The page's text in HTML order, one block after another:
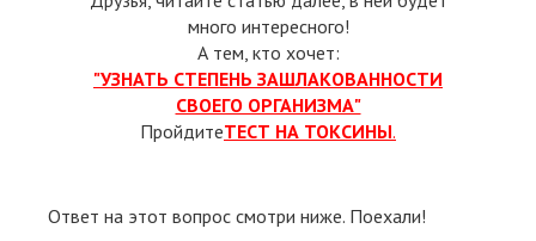
много интересного!
А тем, кто хочет:
"УЗНАТЬ СТЕПЕНЬ ЗАШЛАКОВАННОСТИ
СВОЕГО ОРГАНИЗМА"
ПройдитеТЕСТ НА ТОКСИНЫ.
Ответ на этот вопрос смотри ниже. Поехали!